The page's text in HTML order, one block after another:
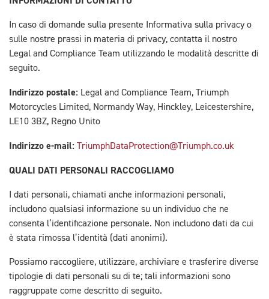
In caso di domande sulla presente Informativa sulla privacy o
sulle nostre prassi in materia di privacy, contatta il nostro
Legal and Compliance Team utilizzando le modalità descritte di
seguito.
Indirizzo postale: Legal and Compliance Team, Triumph
Motorcycles Limited, Normandy Way, Hinckley, Leicestershire,
LE10 3BZ, Regno Unito
Indirizzo e-mail: TriumphDataProtection@Triumph.co.uk
QUALI DATI PERSONALI RACCOGLIAMO
I dati personali, chiamati anche informazioni personali,
includono qualsiasi informazione su un individuo che ne
consenta l’identificazione personale. Non includono dati da cui
è stata rimossa l’identità (dati anonimi).
Possiamo raccogliere, utilizzare, archiviare e trasferire diverse
tipologie di dati personali su di te; tali informazioni sono
raggruppate come descritto di seguito.